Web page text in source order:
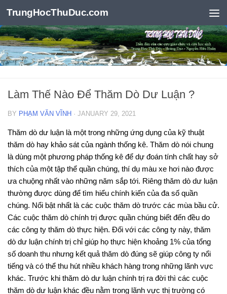
Skip to content
TrungHocThuDuc.com
Làm Thế Nào Để Thăm Dò Dư Luận ?
BY PHẠM VĂN VĨNH · JANUARY 29, 2021
Thăm dò dư luận là một trong những ứng dụng của kỹ thuật
thăm dò hay khảo sát của ngành thống kê. Thăm dò nói chung
là dùng một phương pháp thống kê để dự đoán tính chất hay sở
thích của một tập thể quần chúng, thí dụ màu xe hơi nào được
ưa chuộng nhất vào những năm sắp tới. Riêng thăm dò dư luận
thường được dùng để tìm hiểu chính kiến của đa số quần
chúng. Nổi bật nhất là các cuộc thăm dò trước các mùa bầu cử.
Các cuộc thăm dò chính trị được quần chúng biết đến đều do
các công ty thăm dò thực hiện. Đối với các công ty này, thăm
dò dư luận chính trị chỉ giúp họ thực hiện khoảng 1% của tổng
số doanh thu nhưng kết quả thăm dò đúng sẽ giúp công ty nổi
tiếng và có thể thu hút nhiều khách hàng trong những lãnh vực
khác. Trước khi thăm dò dư luận chính trị ra đời thì các cuộc
thăm dò dư luận khác đều nằm trong lãnh vực thị trường có